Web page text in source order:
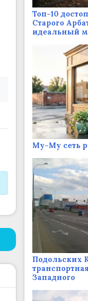
Топ-10
Старого
идеальный
Му-Му сеть
Подольских
Западного